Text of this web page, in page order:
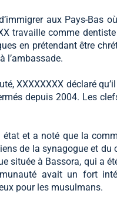
aux Pays-Bas
travaille comme
en prétendant être
l’ambassade.
XXXXXXXX déclaré
depuis 2004. Les
et a noté que la
de la synagogue et du
située à Bassora, qui a
avait un fort
pour les musulmans.